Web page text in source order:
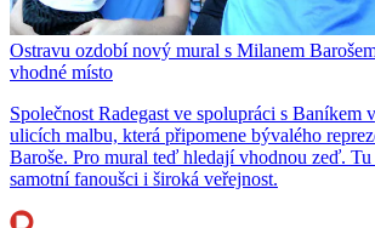
Ostravu ozdobí nový mural s Milanem
vhodné místo
Společnost Radegast ve spolupráci s Baníkem
ulicích malbu, která připomene bývalého
Baroše. Pro mural teď hledají vhodnou zeď.
samotní fanoušci i široká veřejnost.